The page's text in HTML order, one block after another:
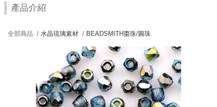
產品介紹
全部商品 / 水晶琉璃素材 / BEADSMITH棗珠/圓珠